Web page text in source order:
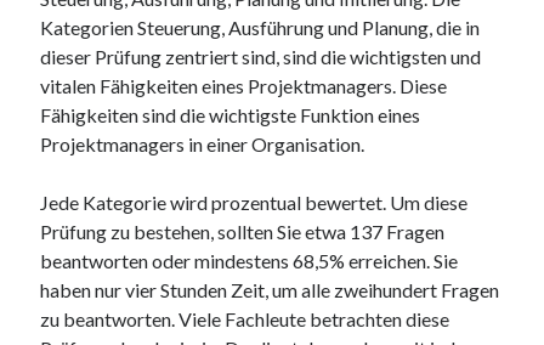
Kategorien Steuerung, Ausführung und Planung, die in
dieser Prüfung zentriert sind, sind die wichtigsten und
vitalen Fähigkeiten eines Projektmanagers. Diese
Fähigkeiten sind die wichtigste Funktion eines
Projektmanagers in einer Organisation.
Jede Kategorie wird prozentual bewertet. Um diese
Prüfung zu bestehen, sollten Sie etwa 137 Fragen
beantworten oder mindestens 68,5% erreichen. Sie
haben nur vier Stunden Zeit, um alle zweihundert Fragen
zu beantworten. Viele Fachleute betrachten diese